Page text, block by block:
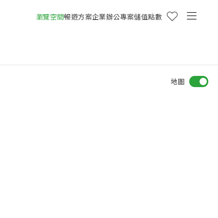
瀏覽空間暢遊方案企業辦公專案儲值點數
地圖